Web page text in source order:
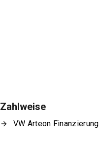
Zahlweise
VW Arteon Finanzierung